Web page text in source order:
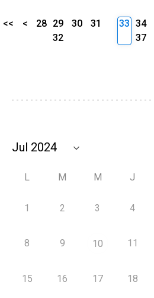
<< < 28 29 30
31
32
33 34
37
L M M J
1 2 3 4
8 9 10 11
15 16 17 18